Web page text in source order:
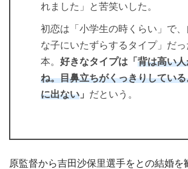
れました」と苦笑いした。
初恋は「小学生の時くらい」で、
な子にいたずらするタイプ」だ
本。 好きなタイプは「 背は高い
ね。目鼻立ちがくっきりしてい
に出ない 」 だという。
原監督から吉田沙保里選手をとの結婚を